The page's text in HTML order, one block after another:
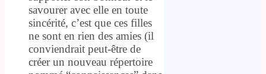
savourer avec elle en toute
sincérité, c’est que ces filles
ne sont en rien des amies (il
conviendrait peut-être de
créer un nouveau répertoire